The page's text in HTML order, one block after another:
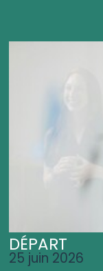
DÉPART
25 juin 2026